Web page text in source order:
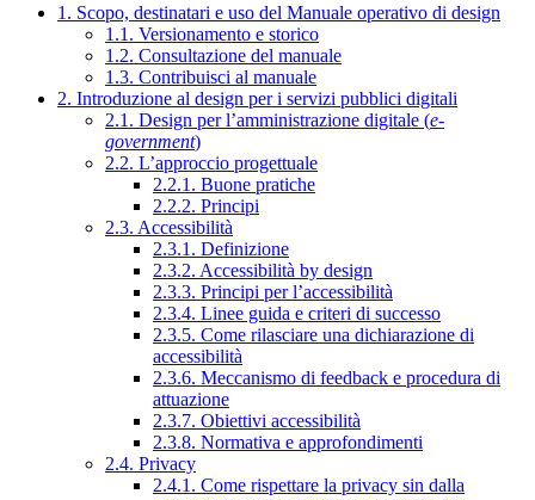
1. Scopo, destinatari e uso del Manuale operativo di design
1.1. Versionamento e storico
1.2. Consultazione del manuale
1.3. Contribuisci al manuale
2. Introduzione al design per i servizi pubblici digitali
2.1. Design per l’amministrazione digitale (e-
government)
2.2. L’approccio progettuale
2.2.1. Buone pratiche
2.2.2. Principi
2.3. Accessibilità
2.3.1. Definizione
2.3.2. Accessibilità by design
2.3.3. Principi per l’accessibilità
2.3.4. Linee guida e criteri di successo
2.3.5. Come rilasciare una dichiarazione di
accessibilità
2.3.6. Meccanismo di feedback e procedura di
attuazione
2.3.7. Obiettivi accessibilità
2.3.8. Normativa e approfondimenti
2.4. Privacy
2.4.1. Come rispettare la privacy sin dalla